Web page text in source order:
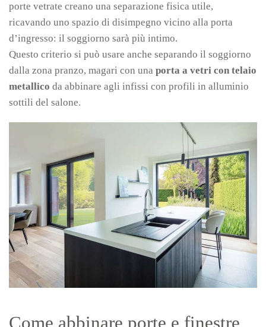
porte vetrate creano una separazione fisica utile,
ricavando uno spazio di disimpegno vicino alla porta
d’ingresso: il soggiorno sarà più intimo.
Questo criterio si può usare anche separando il soggiorno
dalla zona pranzo, magari con una porta a vetri con telaio
metallico da abbinare agli infissi con profili in alluminio
sottili del salone.
Come abbinare porte e finestre